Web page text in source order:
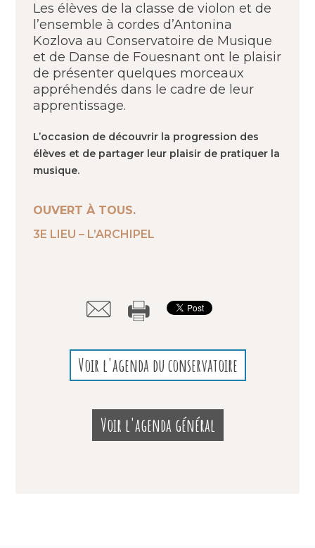
Les élèves de la classe de violon et de
l’ensemble à cordes d’Antonina
Kozlova au Conservatoire de Musique
et de Danse de Fouesnant ont le plaisir
de présenter quelques morceaux
appréhendés dans le cadre de leur
apprentissage.
L’occasion de découvrir la progression des
élèves et de partager leur plaisir de pratiquer la
musique.
OUVERT À TOUS.
3E LIEU – L’ARCHIPEL
Voir l'agenda du conservatoire
Voir l'agenda général